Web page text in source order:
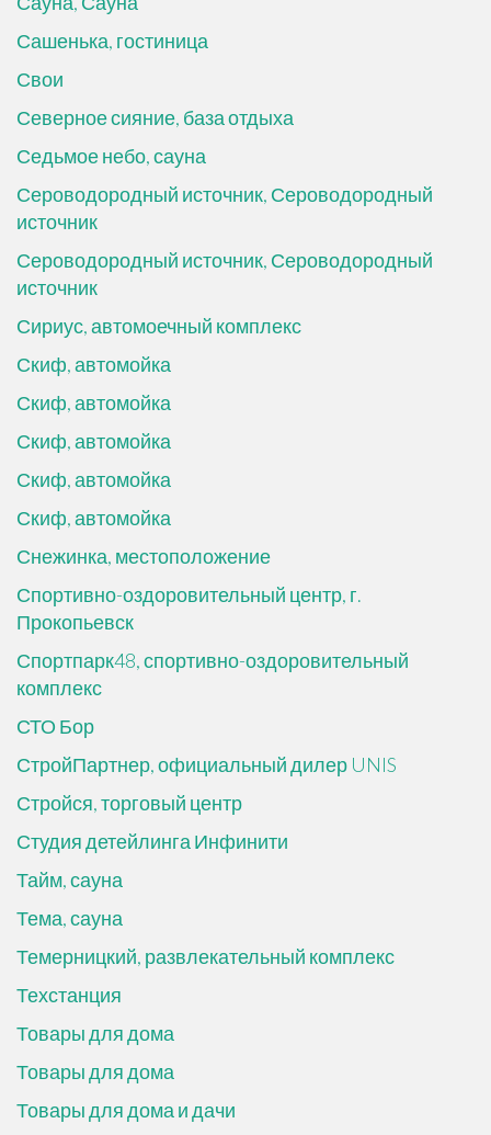
Сашенька, гостиница
Свои
Северное сияние, база отдыха
Седьмое небо, сауна
Сероводородный источник, Сероводородный
источник
Сероводородный источник, Сероводородный
источник
Сириус, автомоечный комплекс
Скиф, автомойка
Скиф, автомойка
Скиф, автомойка
Скиф, автомойка
Скиф, автомойка
Снежинка, местоположение
Спортивно-оздоровительный центр, г.
Прокопьевск
Спортпарк48, спортивно-оздоровительный
комплекс
СТО Бор
СтройПартнер, официальный дилер UNIS
Стройся, торговый центр
Студия детейлинга Инфинити
Тайм, сауна
Тема, сауна
Темерницкий, развлекательный комплекс
Техстанция
Товары для дома
Товары для дома
Товары для дома и дачи